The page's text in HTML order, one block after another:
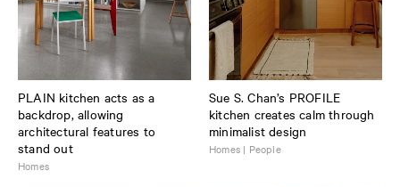
PLAIN kitchen acts as a
backdrop, allowing
architectural features to
stand out
Homes
Sue S. Chan’s PROFILE
kitchen creates calm through
minimalist design
Homes | People